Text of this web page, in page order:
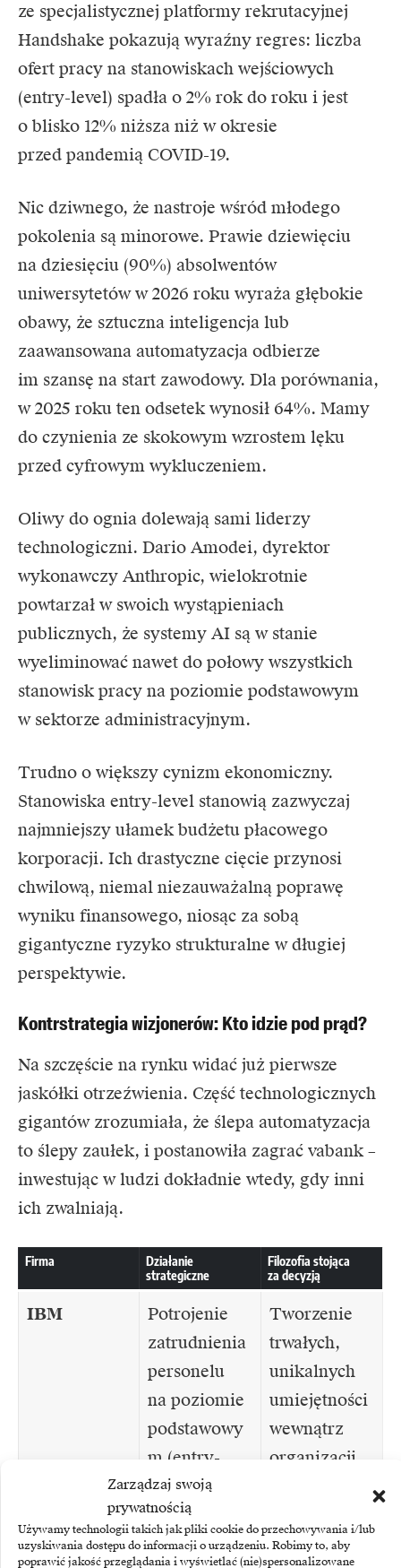
Zarządzaj swoją
prywatnością
Używamy technologii takich jak pliki cookie do przechowywania i/lub
uzyskiwania dostępu do informacji o urządzeniu. Robimy to, aby
poprawić jakość przeglądania i wyświetlać (nie)spersonalizowane
ze specjalistycznej platformy rekrutacyjnej
Handshake pokazują wyraźny regres: liczba
ofert pracy na stanowiskach wejściowych
(entry-level) spadła o 2% rok do roku i jest
o blisko 12% niższa niż w okresie
przed pandemią COVID-19.
Nic dziwnego, że nastroje wśród młodego
pokolenia są minorowe. Prawie dziewięciu
na dziesięciu (90%) absolwentów
uniwersytetów w 2026 roku wyraża głębokie
obawy, że sztuczna inteligencja lub
zaawansowana automatyzacja odbierze
im szansę na start zawodowy. Dla porównania,
w 2025 roku ten odsetek wynosił 64%. Mamy
do czynienia ze skokowym wzrostem lęku
przed cyfrowym wykluczeniem.
Oliwy do ognia dolewają sami liderzy
technologiczni. Dario Amodei, dyrektor
wykonawczy Anthropic, wielokrotnie
powtarzał w swoich wystąpieniach
publicznych, że systemy AI są w stanie
wyeliminować nawet do połowy wszystkich
stanowisk pracy na poziomie podstawowym
w sektorze administracyjnym.
Trudno o większy cynizm ekonomiczny.
Stanowiska entry-level stanowią zazwyczaj
najmniejszy ułamek budżetu płacowego
korporacji. Ich drastyczne cięcie przynosi
chwilową, niemal niezauważalną poprawę
wyniku finansowego, niosąc za sobą
gigantyczne ryzyko strukturalne w długiej
perspektywie.
Kontrstrategia wizjonerów: Kto idzie pod prąd?
Na szczęście na rynku widać już pierwsze
jaskółki otrzeźwienia. Część technologicznych
gigantów zrozumiała, że ślepa automatyzacja
to ślepy zaułek, i postanowiła zagrać vabank –
inwestując w ludzi dokładnie wtedy, gdy inni
ich zwalniają.
Firma
Działanie
strategiczne
Filozofia stojąca
za decyzją
IBM
Potrojenie
zatrudnienia
personelu
na poziomie
podstawowy
m (entry-
level).
Tworzenie
trwałych,
unikalnych
umiejętności
wewnątrz
organizacji
owej